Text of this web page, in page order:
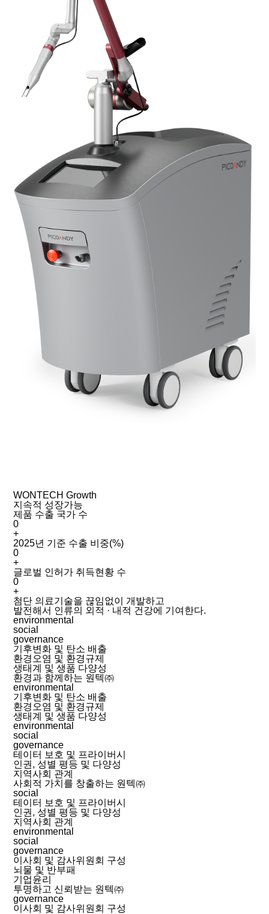
WONTECH Growth
지속적 성장가능
제품 수출 국가 수
0
+
2025년 기준 수출 비중(%)
0
+
글로벌 인허가 취득현황 수
0
+
첨단 의료기술을 끊임없이 개발하고
발전해서 인류의 외적 · 내적 건강에 기여한다.
environmental
social
governance
기후변화 및 탄소 배출
환경오염 및 환경규제
생태계 및 생품 다양성
환경과 함께하는 원텍㈜
environmental
기후변화 및 탄소 배출
환경오염 및 환경규제
생태계 및 생품 다양성
environmental
social
governance
테이터 보호 및 프라이버시
인권, 성별 평등 및 다양성
지역사회 관계
사회적 가치를 창출하는 원텍㈜
social
테이터 보호 및 프라이버시
인권, 성별 평등 및 다양성
지역사회 관계
environmental
social
governance
이사회 및 감사위원회 구성
뇌물 및 반부패
기업윤리
투명하고 신뢰받는 원텍㈜
governance
이사회 및 감사위원회 구성